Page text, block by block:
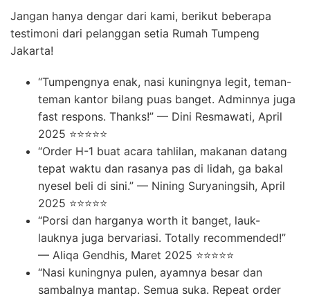
Jangan hanya dengar dari kami, berikut beberapa
testimoni dari pelanggan setia Rumah Tumpeng
Jakarta!
“Tumpengnya enak, nasi kuningnya legit, teman-
teman kantor bilang puas banget. Adminnya juga
fast respons. Thanks!” — Dini Resmawati, April
2025 ⭐⭐⭐⭐⭐
“Order H-1 buat acara tahlilan, makanan datang
tepat waktu dan rasanya pas di lidah, ga bakal
nyesel beli di sini.” — Nining Suryaningsih, April
2025 ⭐⭐⭐⭐⭐
“Porsi dan harganya worth it banget, lauk-
lauknya juga bervariasi. Totally recommended!”
— Aliqa Gendhis, Maret 2025 ⭐⭐⭐⭐⭐
“Nasi kuningnya pulen, ayamnya besar dan
sambalnya mantap. Semua suka. Repeat order